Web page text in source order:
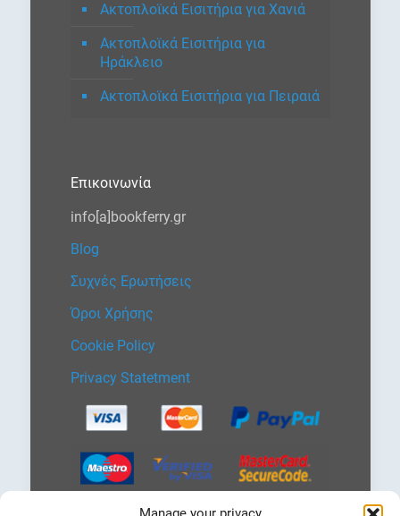
Ακτοπλοϊκά Εισιτήρια για Χανιά
Ακτοπλοϊκά Εισιτήρια για
Ηράκλειο
Ακτοπλοϊκά Εισιτήρια για Πειραιά
Επικοινωνία
info[a]bookferry.gr
Blog
Συχνές Ερωτήσεις
Όροι Χρήσης
Cookie Policy
Privacy Statetment